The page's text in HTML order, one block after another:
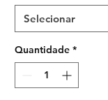
Selecionar
Quantidade *